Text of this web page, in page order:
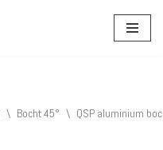
\ Bocht 45° \ QSP aluminium